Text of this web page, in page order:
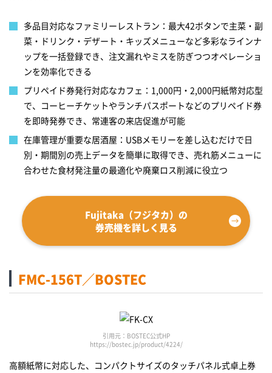
多品目対応なファミリーレストラン：最大42ボタンで主菜・副
菜・ドリンク・デザート・キッズメニューなど多彩なラインナ
ップを一括登録でき、注文漏れやミスを防ぎつつオペレーショ
ンを効率化できる
プリペイド券発行対応なカフェ：1,000円・2,000円紙幣対応型
で、コーヒーチケットやランチパスポートなどのプリペイド券
を即時発券でき、常連客の来店促進が可能
在庫管理が重要な居酒屋：USBメモリーを差し込むだけで日
別・期間別の売上データを簡単に取得でき、売れ筋メニューに
合わせた食材発注量の最適化や廃棄ロス削減に役立つ
Fujitaka（フジタカ）の
券売機を詳しく見る
FMC-156T／BOSTEC
引用元：BOSTEC公式HP
https://bostec.jp/product/4224/
高額紙幣に対応した、コンパクトサイズのタッチパネル式卓上券